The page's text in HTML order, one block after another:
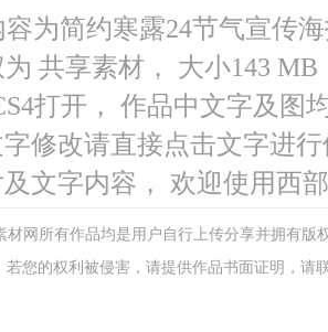
为简约寒露24节气宣传
为 共享素材， 大小143
打开， 作品中文字及
修改请直接点击文字进
文字内容， 欢迎使用西
材网所有作品均是用户自行上传分享并拥有
若您的权利被侵害，请提供作品书面证明，请